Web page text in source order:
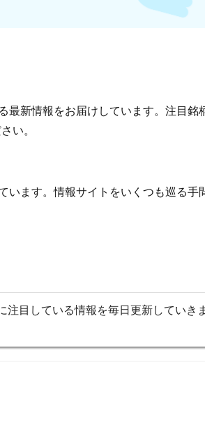
最新情報をお届けしています。注目銘
い。
います。情報サイトをいくつも巡る手
目している情報を毎日更新していきま